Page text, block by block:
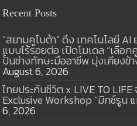
Recent Posts
“สยามคูโบต้า” ดึง เทคโนโลยี
แบบไร้รอยต่อ เปิดโมเดล “เลือ
ปั้นช่างทักษะมืออาชีพ มุ่งเคียงข้
August 6, 2026
ไทยประกันชีวิต x LIVE TO
Exclusive Workshop “มิกซ์รูน
6, 2026